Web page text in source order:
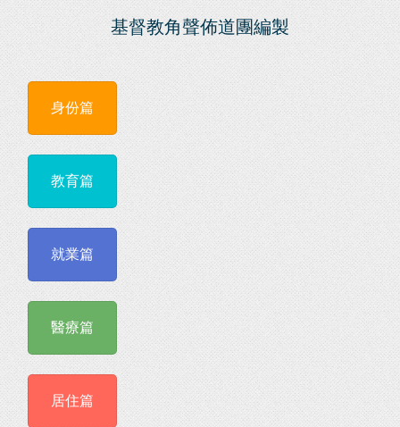
基督教角聲佈道團編製
身份篇
教育篇
就業篇
醫療篇
居住篇